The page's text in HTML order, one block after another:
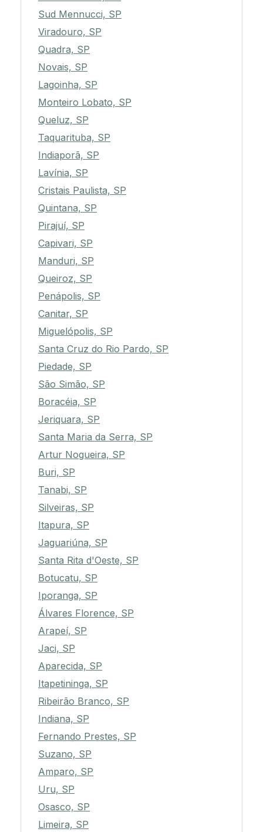
Sud Mennucci, SP
Viradouro, SP
Quadra, SP
Novais, SP
Lagoinha, SP
Monteiro Lobato, SP
Queluz, SP
Taquarituba, SP
Indiaporã, SP
Lavínia, SP
Cristais Paulista, SP
Quintana, SP
Pirajuí, SP
Capivari, SP
Manduri, SP
Queiroz, SP
Penápolis, SP
Canitar, SP
Miguelópolis, SP
Santa Cruz do Rio Pardo, SP
Piedade, SP
São Simão, SP
Boracéia, SP
Jeriquara, SP
Santa Maria da Serra, SP
Artur Nogueira, SP
Buri, SP
Tanabi, SP
Silveiras, SP
Itapura, SP
Jaguariúna, SP
Santa Rita d'Oeste, SP
Botucatu, SP
Iporanga, SP
Álvares Florence, SP
Arapeí, SP
Jaci, SP
Aparecida, SP
Itapetininga, SP
Ribeirão Branco, SP
Indiana, SP
Fernando Prestes, SP
Suzano, SP
Amparo, SP
Uru, SP
Osasco, SP
Limeira, SP